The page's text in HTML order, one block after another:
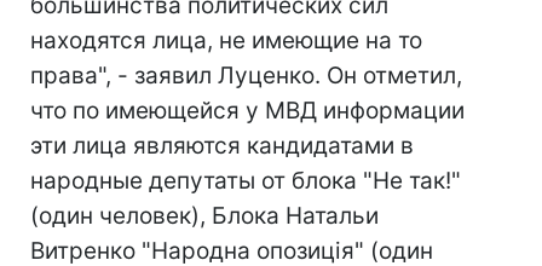
находятся лица, не имеющие на то
права", - заявил Луценко. Он отметил,
что по имеющейся у МВД информации
эти лица являются кандидатами в
народные депутаты от блока "Не так!"
(один человек), Блока Натальи
Витренко "Народна опозиція" (один